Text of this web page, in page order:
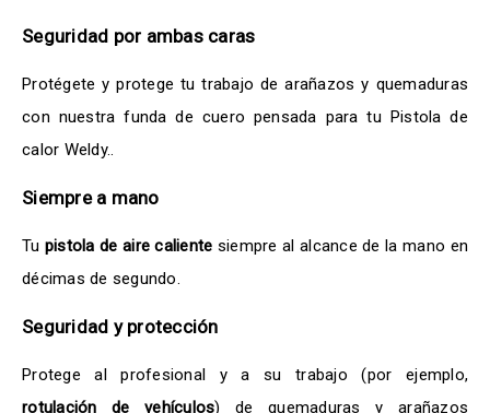
Seguridad por ambas caras
Protégete y protege tu trabajo de arañazos y quemaduras
con nuestra funda de cuero pensada para tu Pistola de
calor Weldy..
Siempre a mano
Tu pistola de aire caliente siempre al alcance de la mano en
décimas de segundo.
Seguridad y protección
Protege al profesional y a su trabajo (por ejemplo,
rotulación de vehículos) de quemaduras y arañazos